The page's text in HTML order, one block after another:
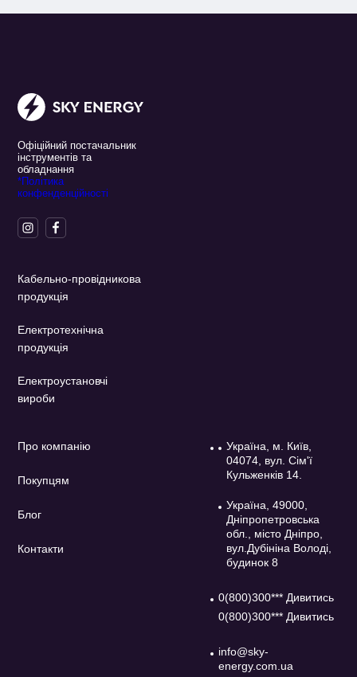
Офіційний постачальник
інструментів та
обладнання
*Політика
конфенденційності
Кабельно-провідникова
продукція
Електротехнічна
продукція
Електроустановчі
вироби
Про компанію
Покупцям
Блог
Контакти
Україна, м. Київ,
04074, вул. Сім'ї
Кульженків 14.
Україна, 49000,
Дніпропетровська
обл., місто Дніпро,
вул.Дубініна Володі,
будинок 8
0(800)300*** Дивитись
0(800)300*** Дивитись
info@sky-
energy.com.ua